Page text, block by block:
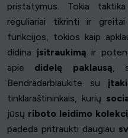
pristatymus. Tokia
reguliariai tikrinti ir
funkcijos, tokios kaip
didina įsitraukimą ir
apie didelę paklausą,
Bendradarbiaukite su
tinklaraštininkais, kurių
jūsų riboto leidimo
padeda pritraukti daugiau